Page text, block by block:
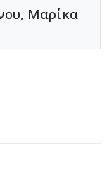
Μαρίκα